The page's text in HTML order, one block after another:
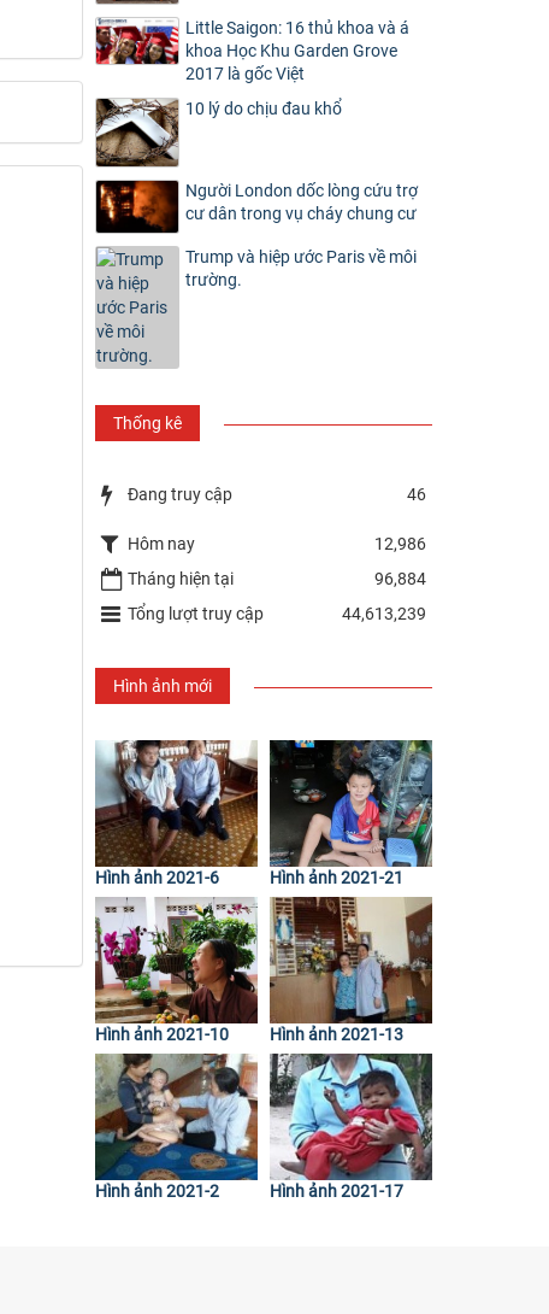
Little Saigon: 16 thủ khoa và á
khoa Học Khu Garden Grove
2017 là gốc Việt
10 lý do chịu đau khổ
Người London dốc lòng cứu trợ
cư dân trong vụ cháy chung cư
Trump và hiệp ước Paris về môi
trường.
Thống kê
Đang truy cập 46
Hôm nay
12,986
Tháng hiện tại
96,884
Tổng lượt truy cập
44,613,239
Hình ảnh mới
Hình ảnh 2021-6 Hình ảnh 2021-21
Hình ảnh 2021-10 Hình ảnh 2021-13
Hình ảnh 2021-2 Hình ảnh 2021-17